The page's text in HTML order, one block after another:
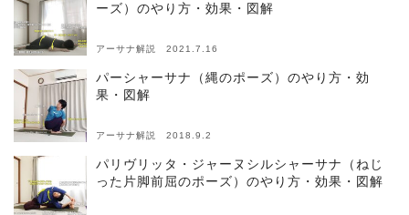
ーズ）のやり方・効果・図解
アーサナ解説 2021.7.16
パーシャーサナ（縄のポーズ）のやり方・効
果・図解
アーサナ解説 2018.9.2
パリヴリッタ・ジャーヌシルシャーサナ（ねじ
った片脚前屈のポーズ）のやり方・効果・図解